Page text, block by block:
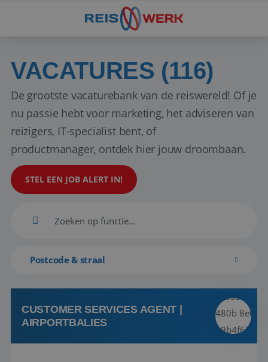
VACATURES (116)
De grootste vacaturebank van de reiswereld! Of je
nu passie hebt voor marketing, het adviseren van
reizigers, IT-specialist bent, of
productmanager, ontdek hier jouw droombaan.
STEL EEN JOB ALERT IN!
Postcode & straal
CUSTOMER SERVICES AGENT |
AIRPORTBALIES